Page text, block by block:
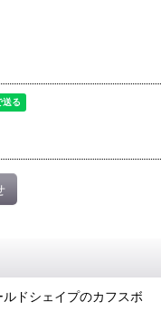
ドシェイプのカフスボ